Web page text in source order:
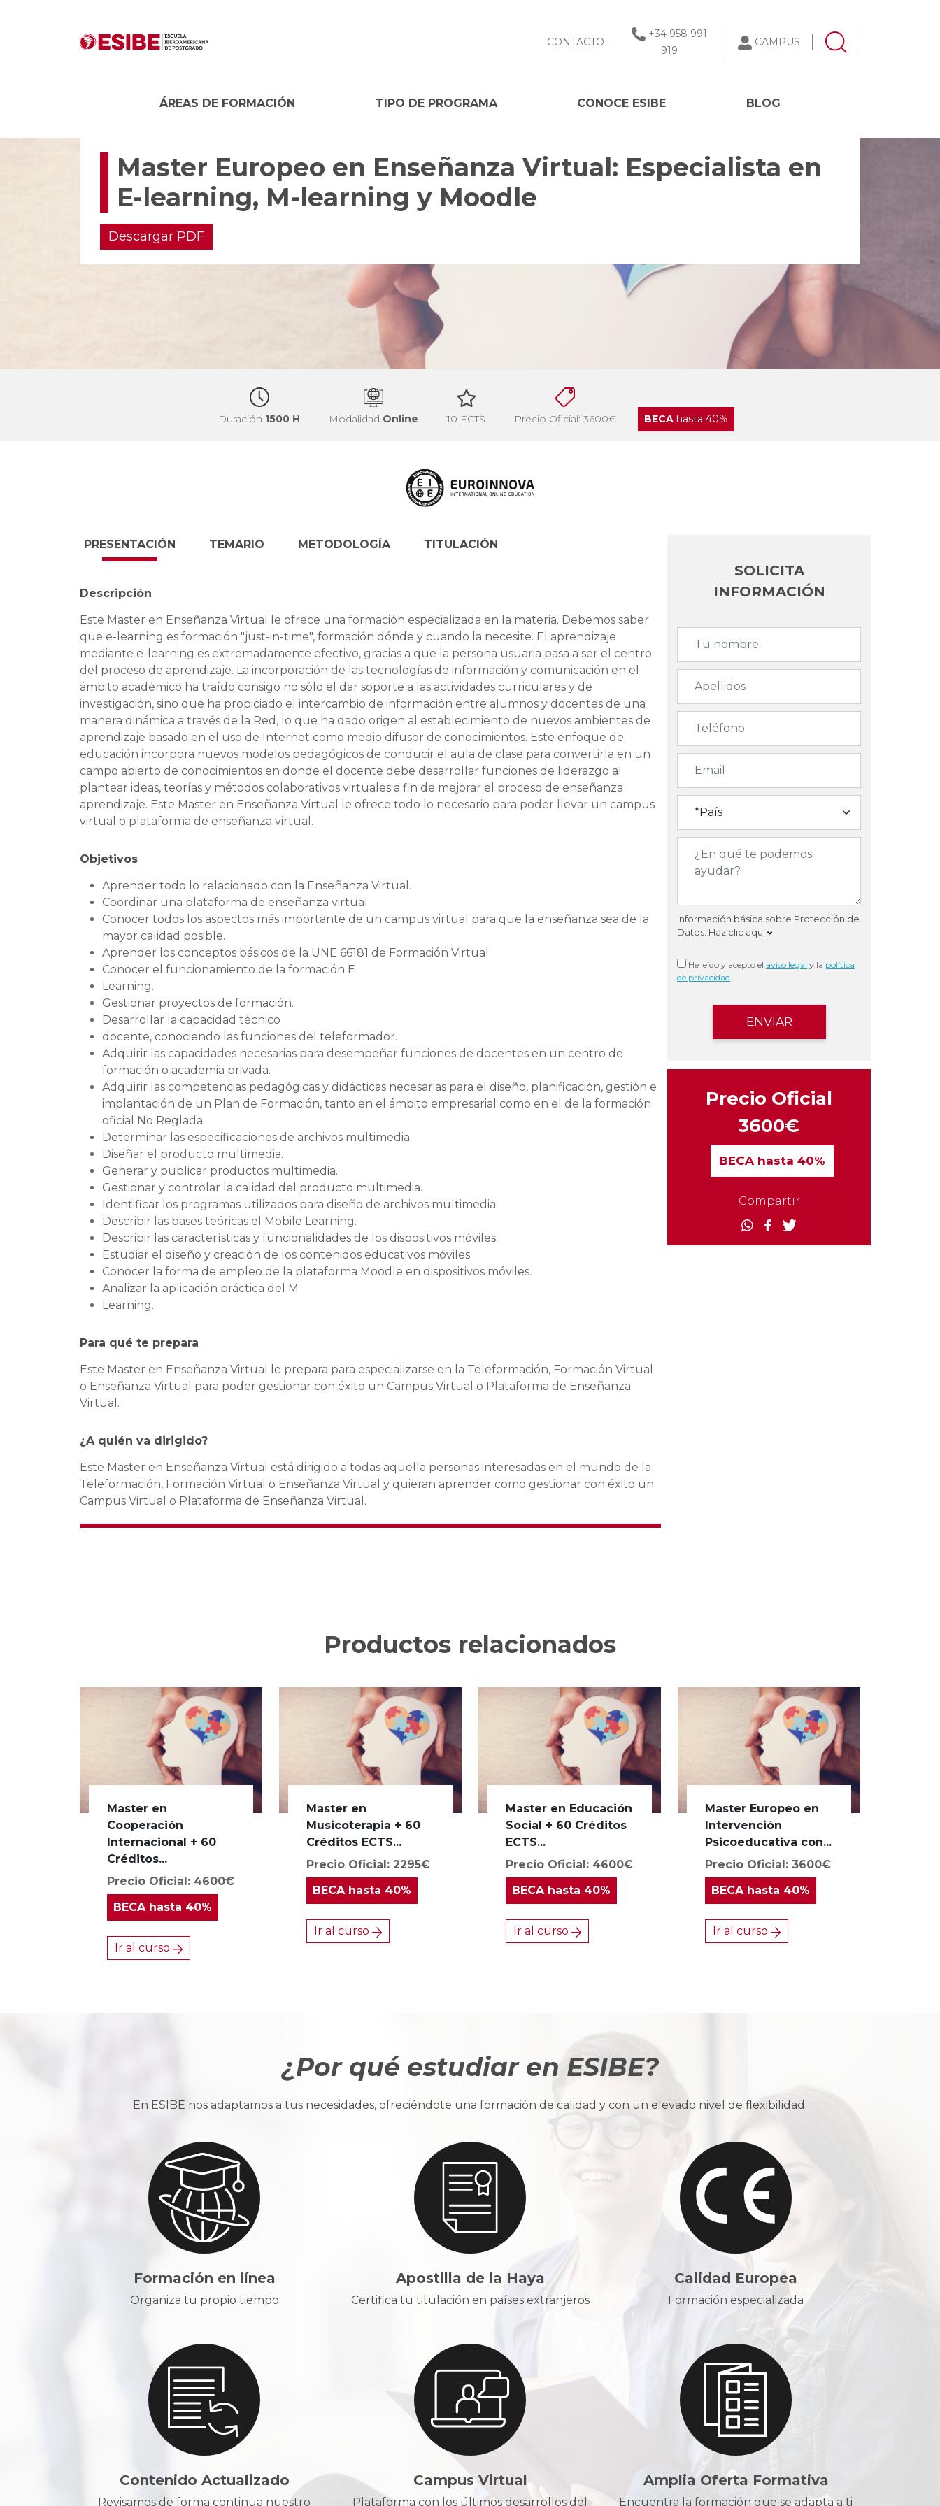
CONTACTO
+34 958 991
919
CAMPUS
ÁREAS DE FORMACIÓN TIPO DE PROGRAMA CONOCE ESIBE BLOG
Master Europeo en Enseñanza Virtual: Especialista en
E-learning, M-learning y Moodle
Descargar PDF
Duración 1500 H Modalidad Online 10 ECTS Precio Oficial: 3600€ BECA hasta 40%
PRESENTACIÓN
Descripción
Este Master en Enseñanza Virtual le ofrece una formación especializada en la materia. Debemos saber
que e-learning es formación "just-in-time", formación dónde y cuando la necesite. El aprendizaje
mediante e-learning es extremadamente efectivo, gracias a que la persona usuaria pasa a ser el centro
del proceso de aprendizaje. La incorporación de las tecnologías de información y comunicación en el
ámbito académico ha traído consigo no sólo el dar soporte a las actividades curriculares y de
investigación, sino que ha propiciado el intercambio de información entre alumnos y docentes de una
manera dinámica a través de la Red, lo que ha dado origen al establecimiento de nuevos ambientes de
aprendizaje basado en el uso de Internet como medio difusor de conocimientos. Este enfoque de
educación incorpora nuevos modelos pedagógicos de conducir el aula de clase para convertirla en un
campo abierto de conocimientos en donde el docente debe desarrollar funciones de liderazgo al
plantear ideas, teorías y métodos colaborativos virtuales a fin de mejorar el proceso de enseñanza
aprendizaje. Este Master en Enseñanza Virtual le ofrece todo lo necesario para poder llevar un campus
virtual o plataforma de enseñanza virtual.
Objetivos
Aprender todo lo relacionado con la Enseñanza Virtual.
Coordinar una plataforma de enseñanza virtual.
Conocer todos los aspectos más importante de un campus virtual para que la enseñanza sea de la
mayor calidad posible.
Aprender los conceptos básicos de la UNE 66181 de Formación Virtual.
Conocer el funcionamiento de la formación E
Learning.
Gestionar proyectos de formación.
Desarrollar la capacidad técnico
docente, conociendo las funciones del teleformador.
Adquirir las capacidades necesarias para desempeñar funciones de docentes en un centro de
formación o academia privada.
Adquirir las competencias pedagógicas y didácticas necesarias para el diseño, planificación, gestión e
implantación de un Plan de Formación, tanto en el ámbito empresarial como en el de la formación
oficial No Reglada.
Determinar las especificaciones de archivos multimedia.
Diseñar el producto multimedia.
Generar y publicar productos multimedia.
Gestionar y controlar la calidad del producto multimedia.
Identificar los programas utilizados para diseño de archivos multimedia.
Describir las bases teóricas el Mobile Learning.
Describir las características y funcionalidades de los dispositivos móviles.
Estudiar el diseño y creación de los contenidos educativos móviles.
Conocer la forma de empleo de la plataforma Moodle en dispositivos móviles.
Analizar la aplicación práctica del M
Learning.
Para qué te prepara
Este Master en Enseñanza Virtual le prepara para especializarse en la Teleformación, Formación Virtual
o Enseñanza Virtual para poder gestionar con éxito un Campus Virtual o Plataforma de Enseñanza
Virtual.
¿A quién va dirigido?
Este Master en Enseñanza Virtual está dirigido a todas aquella personas interesadas en el mundo de la
Teleformación, Formación Virtual o Enseñanza Virtual y quieran aprender como gestionar con éxito un
Campus Virtual o Plataforma de Enseñanza Virtual.
TEMARIO METODOLOGÍA TITULACIÓN
SOLICITA
INFORMACIÓN
Información básica sobre Protección de
Datos. Haz clic aquí
He leído y acepto el aviso legal y la política
de privacidad
Precio Oficial
3600€
BECAhasta 40%
Compartir
Productos relacionados
Master en
Cooperación
Internacional + 60
Créditos...
Precio Oficial: 4600€
BECAhasta 40%
Ir al curso
Master en
Musicoterapia + 60
Créditos ECTS...
Precio Oficial: 2295€
BECAhasta 40%
Ir al curso
Master en Educación
Social + 60 Créditos
ECTS...
Precio Oficial: 4600€
BECAhasta 40%
Ir al curso
Master Europeo en
Intervención
Psicoeducativa con...
Precio Oficial: 3600€
BECAhasta 40%
Ir al curso
¿Por qué estudiar en ESIBE?
En ESIBE nos adaptamos a tus necesidades, ofreciéndote una formación de calidad y con un elevado nivel de flexibilidad.
Formación en línea
Organiza tu propio tiempo
Apostilla de la Haya
Certifica tu titulación en países extranjeros
Calidad Europea
Formación especializada
Contenido Actualizado
Revisamos de forma continua nuestro
Campus Virtual
Plataforma con los últimos desarrollos del
Amplia Oferta Formativa
Encuentra la formación que se adapta a ti